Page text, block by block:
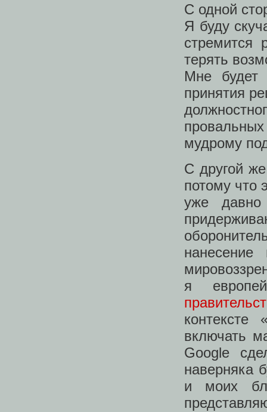
С одной
Я буду
стремится
терять
Мне будет
принятия
мудрому
С другой
потому что
уже
я
контексте
включать
Google
наверняка
и моих